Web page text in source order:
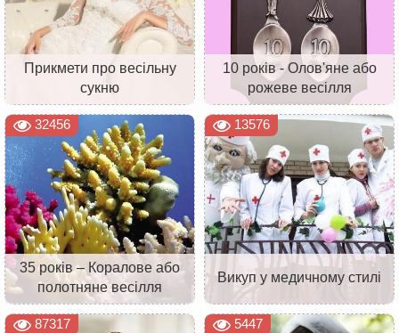
Прикмети про весільну
сукню
10 років - Олов'яне або
рожеве весілля
32456
35 років – Коралове або
полотняне весілля
13576
Викуп у медичному стилі
87317 5447